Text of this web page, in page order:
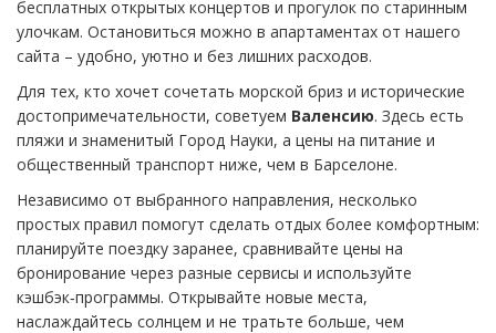
бесплатных открытых концертов и прогулок по старинным
улочкам. Остановиться можно в апартаментах от нашего
сайта – удобно, уютно и без лишних расходов.
Для тех, кто хочет сочетать морской бриз и исторические
достопримечательности, советуем Валенсию. Здесь есть
пляжи и знаменитый Город Науки, а цены на питание и
общественный транспорт ниже, чем в Барселоне.
Независимо от выбранного направления, несколько
простых правил помогут сделать отдых более комфортным:
планируйте поездку заранее, сравнивайте цены на
бронирование через разные сервисы и используйте
кэшбэк‑программы. Открывайте новые места,
наслаждайтесь солнцем и не тратьте больше, чем